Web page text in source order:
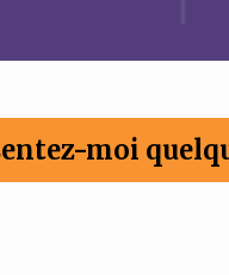
moi